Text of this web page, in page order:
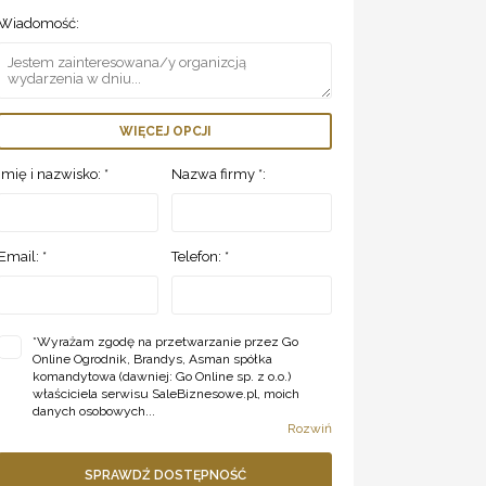
WIĘCEJ OPCJI
i nazwisko: * Nazwa firmy *:
* Telefon: *
*Wyrażam zgodę na przetwarzanie przez Go
Online Ogrodnik, Brandys, Asman spółka
komandytowa (dawniej: Go Online sp. z o.o.)
właściciela serwisu SaleBiznesowe.pl, moich
danych osobowych...
Rozwiń
SPRAWDŹ DOSTĘPNOŚĆ